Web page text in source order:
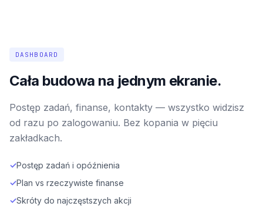
DASHBOARD
Cała budowa na jednym ekranie.
Postęp zadań, finanse, kontakty — wszystko widzisz
od razu po zalogowaniu. Bez kopania w pięciu
zakładkach.
✓Postęp zadań i opóźnienia
✓Plan vs rzeczywiste finanse
✓Skróty do najczęstszych akcji